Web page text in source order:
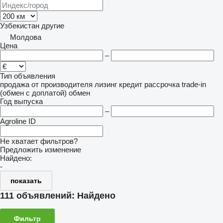
Узбекистан другие
Молдова
Цена
–
Тип объявления
продажа от производителя лизинг кредит рассрочка trade-in
(обмен с доплатой) обмен
Год выпуска
–
Agroline ID
Не хватает фильтров?
Предложить изменение
Найдено:
-
показать
111 объявлений: Найдено
Фильтр